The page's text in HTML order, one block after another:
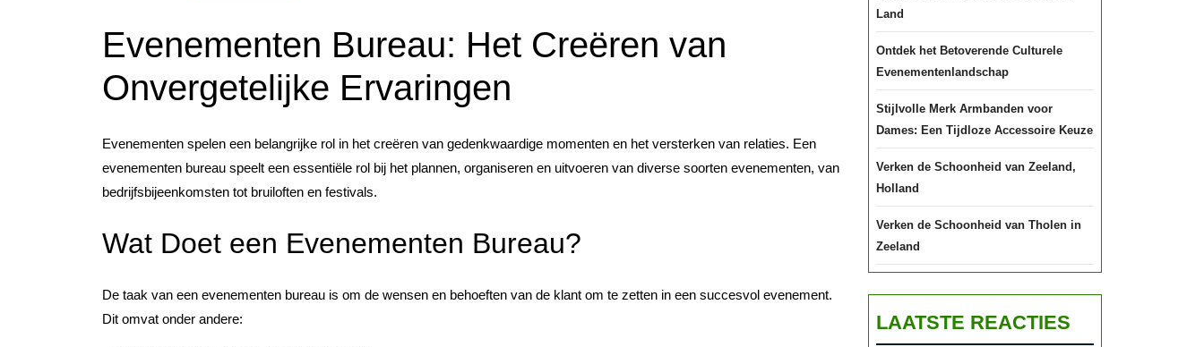
Evenementen Bureau: Het Creëren van
Onvergetelijke Ervaringen
Evenementen spelen een belangrijke rol in het creëren van gedenkwaardige momenten en het versterken van relaties. Een
evenementen bureau speelt een essentiële rol bij het plannen, organiseren en uitvoeren van diverse soorten evenementen, van
bedrijfsbijeenkomsten tot bruiloften en festivals.
Wat Doet een Evenementen Bureau?
De taak van een evenementen bureau is om de wensen en behoeften van de klant om te zetten in een succesvol evenement.
Dit omvat onder andere:
Land
Ontdek het Betoverende Culturele
Evenementenlandschap
Stijlvolle Merk Armbanden voor
Dames: Een Tijdloze Accessoire Keuze
Verken de Schoonheid van Zeeland,
Holland
Verken de Schoonheid van Tholen in
Zeeland
LAATSTE REACTIES